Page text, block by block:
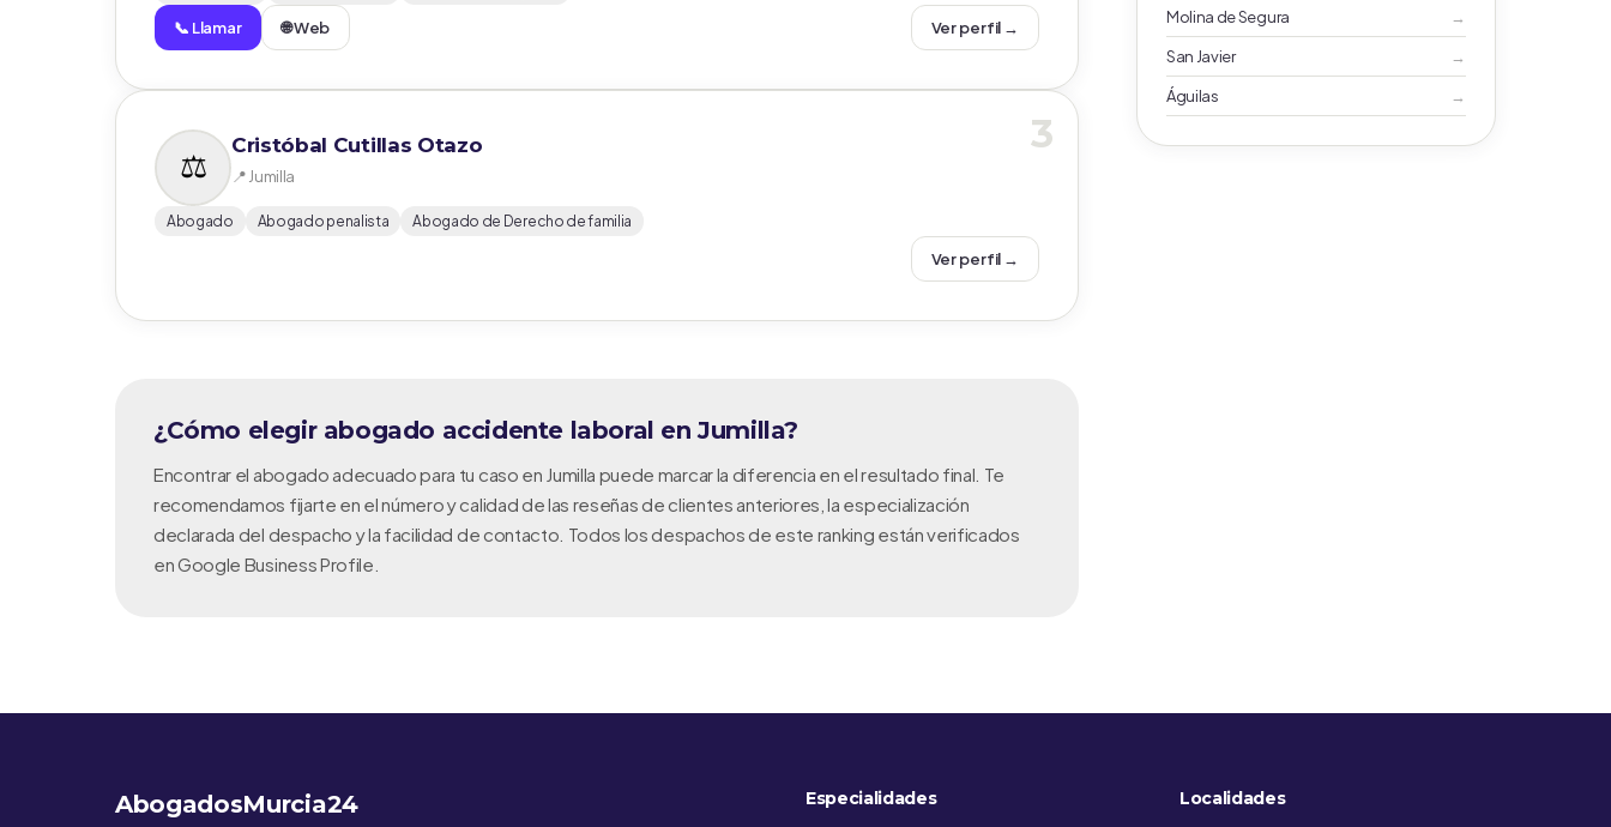
📞 Llamar 🌐 Web Ver perfil →
3
Cristóbal Cutillas Otazo
📍 Jumilla
Abogado Abogado penalista Abogado de Derecho de familia
Ver perfil →
¿Cómo elegir abogado accidente laboral en Jumilla?
Encontrar el abogado adecuado para tu caso en Jumilla puede marcar la diferencia en el resultado final. Te
recomendamos fijarte en el número y calidad de las reseñas de clientes anteriores, la especialización
declarada del despacho y la facilidad de contacto. Todos los despachos de este ranking están verificados
en Google Business Profile.
Molina de Segura →
San Javier →
Águilas →
AbogadosMurcia24 Especialidades Localidades